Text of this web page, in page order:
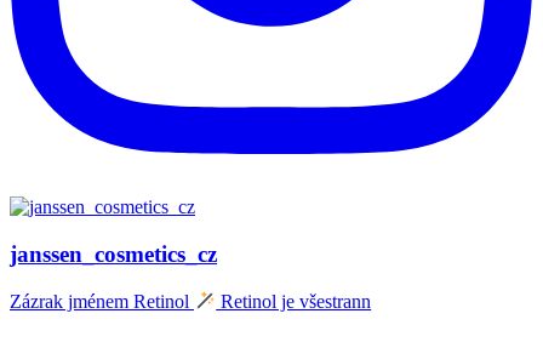
janssen_cosmetics_cz
Zázrak jménem Retinol Retinol je všestrann